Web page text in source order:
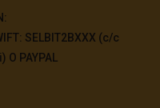
SELBIT2BXXX (c/c
PAYPAL